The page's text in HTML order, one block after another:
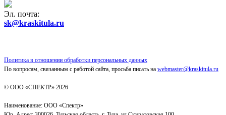
Эл. почта:
sk@kraskitula.ru
Политика в отношении обработки персональных данных
По вопросам, связанным с работой сайта, просьба писать на webmaster@kraskitula.ru
© ООО «СПЕКТР» 2026
Наименование: ООО «Спектр»